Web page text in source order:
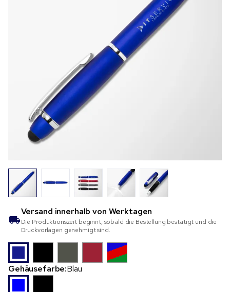
Versand innerhalb von Werktagen
Die Produktionszeit beginnt, sobald die Bestellung bestätigt und die
Druckvorlagen genehmigt sind.
Gehäusefarbe:Blau